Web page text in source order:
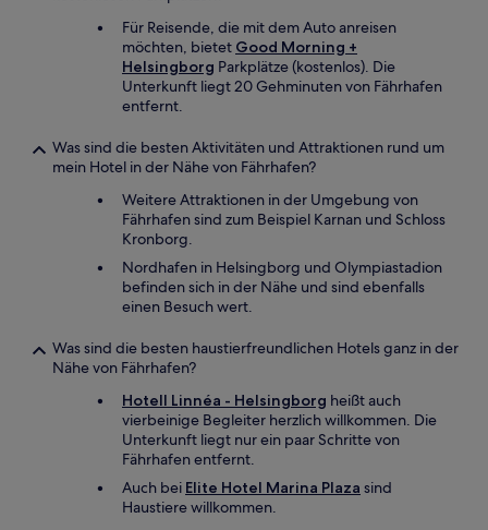
Für Reisende, die mit dem Auto anreisen
möchten, bietet Good Morning +
Helsingborg Parkplätze (kostenlos). Die
Unterkunft liegt 20 Gehminuten von Fährhafen
entfernt.
Was sind die besten Aktivitäten und Attraktionen rund um
mein Hotel in der Nähe von Fährhafen?
Weitere Attraktionen in der Umgebung von
Fährhafen sind zum Beispiel Karnan und Schloss
Kronborg.
Nordhafen in Helsingborg und Olympiastadion
befinden sich in der Nähe und sind ebenfalls
einen Besuch wert.
Was sind die besten haustierfreundlichen Hotels ganz in der
Nähe von Fährhafen?
Hotell Linnéa - Helsingborg heißt auch
vierbeinige Begleiter herzlich willkommen. Die
Unterkunft liegt nur ein paar Schritte von
Fährhafen entfernt.
Auch bei Elite Hotel Marina Plaza sind
Haustiere willkommen.